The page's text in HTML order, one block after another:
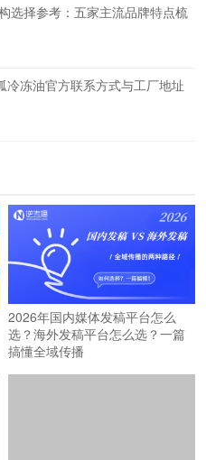
选择参考：五家主流品牌特点梳
冷冻油官方联系方式与工厂地址
2026年国内媒体发稿平台怎么
选？海外发稿平台怎么选？一篇
搞懂全域传播